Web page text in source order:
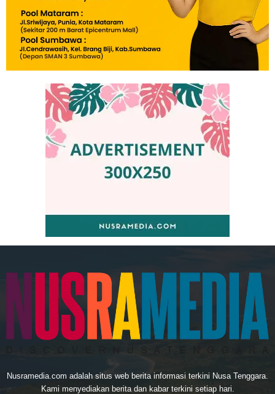
Nusramedia.com adalah situs web berita informasi terkini Nusa Tenggara.
Kami menyediakan berita dan kabar terkini setiap hari.